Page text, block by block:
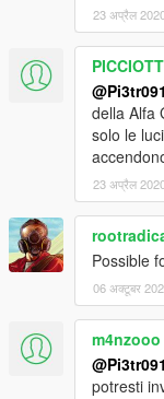
23 अप्रैल
@Pi3tr091
della Alfa
solo le
23 अप्रैल
Possible
06 अक्टूबर
m4nzooo
@Pi3tr091
potresti